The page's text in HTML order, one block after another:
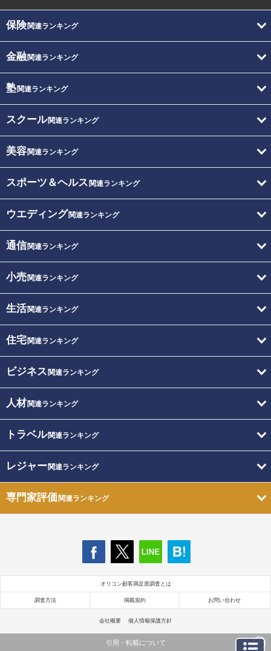
保険関連ランキング
金融関連ランキング
塾関連ランキング
スクール関連ランキング
美容関連ランキング
スポーツ＆ヘルス 関連ランキング
ウエディング関連ランキング
通信関連ランキング
小売関連ランキング
生活関連ランキング
住宅関連ランキング
ビジネス 関連ランキング
人材関連ランキング
トラベル関連ランキング
レジャー関連ランキング
専門家評価関連ランキング
オリコン顧客満足度調査とは
調査方法 掲載規約 お問い合わせ
会社概要 個人情報保護方針
引用・転載について